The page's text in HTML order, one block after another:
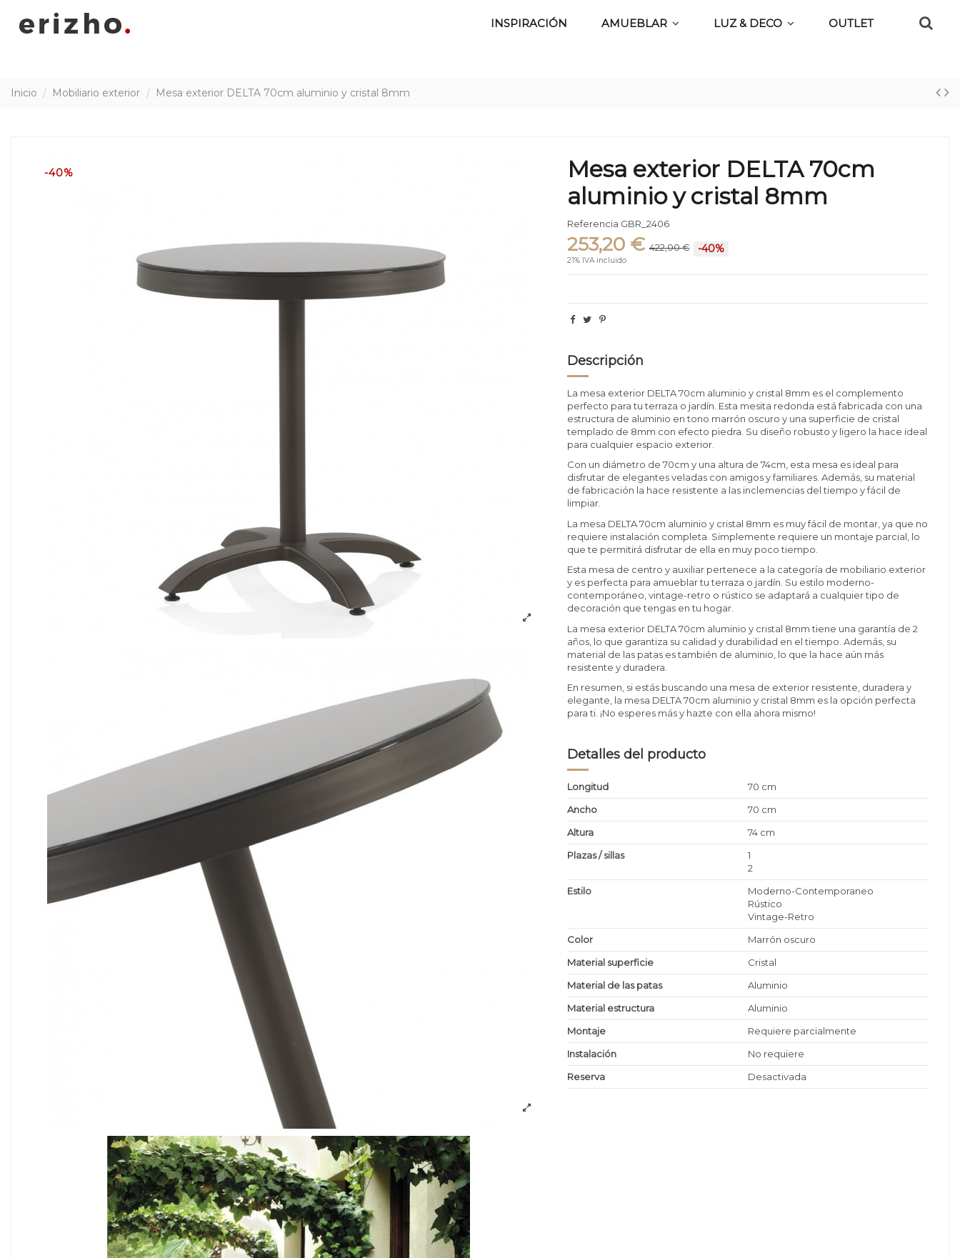
INSPIRACIÓN AMUEBLAR LUZ & DECO OUTLET
Inicio Mobiliario exterior Mesa exterior DELTA 70cm aluminio y cristal 8mm
-40%
Mesa exterior DELTA 70cm
aluminio y cristal 8mm
Referencia GBR_2406
253,20 € 422,00 € -40%
21% IVA incluido
Descripción
La mesa exterior DELTA 70cm aluminio y cristal 8mm es el complemento
perfecto para tu terraza o jardín. Esta mesita redonda está fabricada con una
estructura de aluminio en tono marrón oscuro y una superficie de cristal
templado de 8mm con efecto piedra. Su diseño robusto y ligero la hace ideal
para cualquier espacio exterior.
Con un diámetro de 70cm y una altura de 74cm, esta mesa es ideal para
disfrutar de elegantes veladas con amigos y familiares. Además, su material
de fabricación la hace resistente a las inclemencias del tiempo y fácil de
limpiar.
La mesa DELTA 70cm aluminio y cristal 8mm es muy fácil de montar, ya que no
requiere instalación completa. Simplemente requiere un montaje parcial, lo
que te permitirá disfrutar de ella en muy poco tiempo.
Esta mesa de centro y auxiliar pertenece a la categoría de mobiliario exterior
y es perfecta para amueblar tu terraza o jardín. Su estilo moderno-
contemporáneo, vintage-retro o rústico se adaptará a cualquier tipo de
decoración que tengas en tu hogar.
La mesa exterior DELTA 70cm aluminio y cristal 8mm tiene una garantía de 2
años, lo que garantiza su calidad y durabilidad en el tiempo. Además, su
material de las patas es también de aluminio, lo que la hace aún más
resistente y duradera.
En resumen, si estás buscando una mesa de exterior resistente, duradera y
elegante, la mesa DELTA 70cm aluminio y cristal 8mm es la opción perfecta
para ti. ¡No esperes más y hazte con ella ahora mismo!
Detalles del producto
Longitud
70 cm
Ancho
70 cm
Altura
74 cm
Plazas / sillas
1
2
Estilo
Moderno-Contemporaneo
Rústico
Vintage-Retro
Color
Marrón oscuro
Material superficie
Cristal
Material de las patas
Aluminio
Material estructura
Aluminio
Montaje
Requiere parcialmente
Instalación
No requiere
Reserva
Desactivada